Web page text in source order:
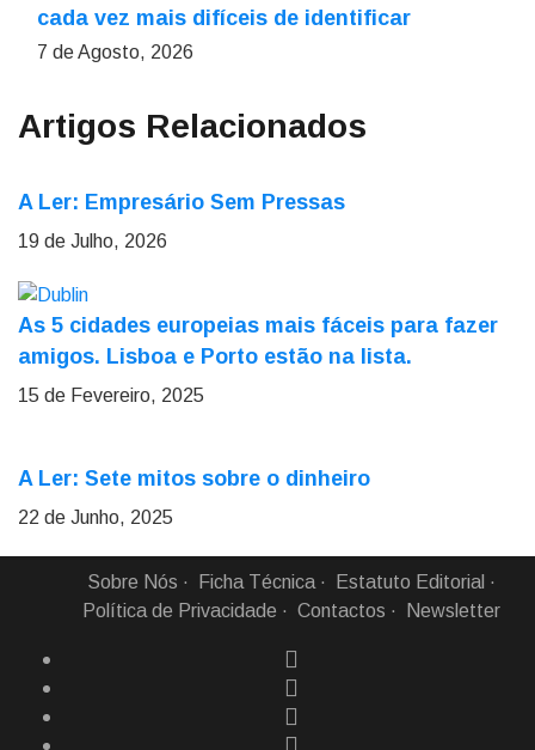
cada vez mais difíceis de identificar
7 de Agosto, 2026
Artigos Relacionados
A Ler: Empresário Sem Pressas
19 de Julho, 2026
As 5 cidades europeias mais fáceis para fazer
amigos. Lisboa e Porto estão na lista.
15 de Fevereiro, 2025
A Ler: Sete mitos sobre o dinheiro
22 de Junho, 2025
Sobre Nós Ficha Técnica
Estatuto Editorial
Política de Privacidade
Contactos Newsletter